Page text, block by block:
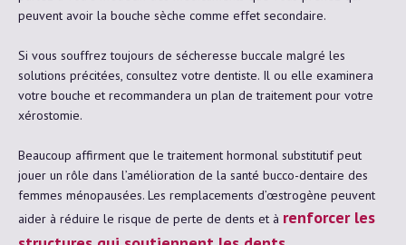
peuvent avoir la bouche sèche comme effet secondaire.
Si vous souffrez toujours de sécheresse buccale malgré les
solutions précitées, consultez votre dentiste. Il ou elle examinera
votre bouche et recommandera un plan de traitement pour votre
xérostomie.
Beaucoup affirment que le traitement hormonal substitutif peut
jouer un rôle dans l’amélioration de la santé bucco-dentaire des
femmes ménopausées. Les remplacements d’œstrogène peuvent
aider à réduire le risque de perte de dents et à renforcer les